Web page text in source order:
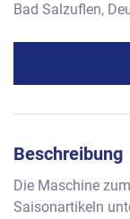
Bad Salzuflen,
Beschreibung
Die Maschine
Saisonartikeln